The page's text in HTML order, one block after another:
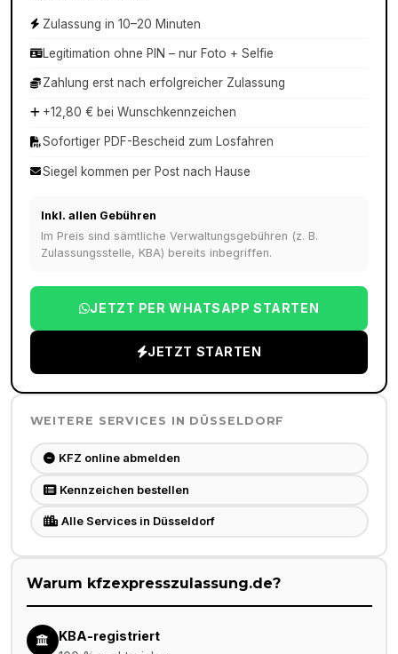
Zulassung in 10–20 Minuten
Legitimation ohne PIN – nur Foto + Selfie
Zahlung erst nach erfolgreicher Zulassung
+12,80 € bei Wunschkennzeichen
Sofortiger PDF-Bescheid zum Losfahren
Siegel kommen per Post nach Hause
Inkl. allen Gebühren
Im Preis sind sämtliche Verwaltungsgebühren (z. B.
Zulassungsstelle, KBA) bereits inbegriffen.
JETZT PER WHATSAPP STARTEN
JETZT STARTEN
WEITERE SERVICES IN DÜSSELDORF
KFZ online abmelden
Kennzeichen bestellen
Alle Services in Düsseldorf
Warum kfzexpresszulassung.de?
KBA-registriert